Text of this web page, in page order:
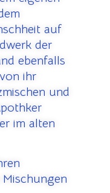
auf
der
ebenfalls
ihr
und
im alten